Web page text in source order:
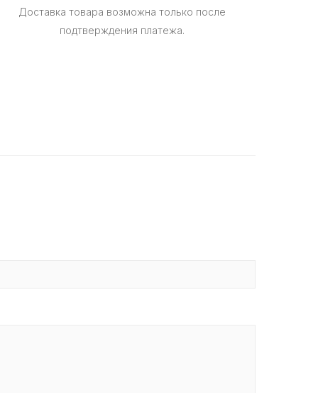
Доставка товара возможна только после
подтверждения платежа.